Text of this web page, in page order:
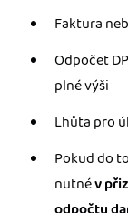
Faktura
Odpočet
plné výši
Lhůta pro
Pokud do
nutnév